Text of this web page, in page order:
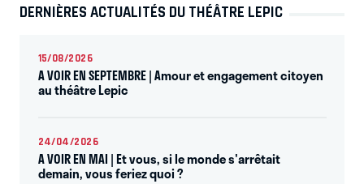
DERNIÈRES ACTUALITÉS DU THÉÂTRE LEPIC
15/08/2026
A VOIR EN SEPTEMBRE | Amour et engagement citoyen
au théâtre Lepic
24/04/2026
A VOIR EN MAI | Et vous, si le monde s'arrêtait
demain, vous feriez quoi ?